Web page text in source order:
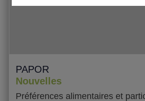
PAPOR
Nouvelles
Préférences alimentaires et